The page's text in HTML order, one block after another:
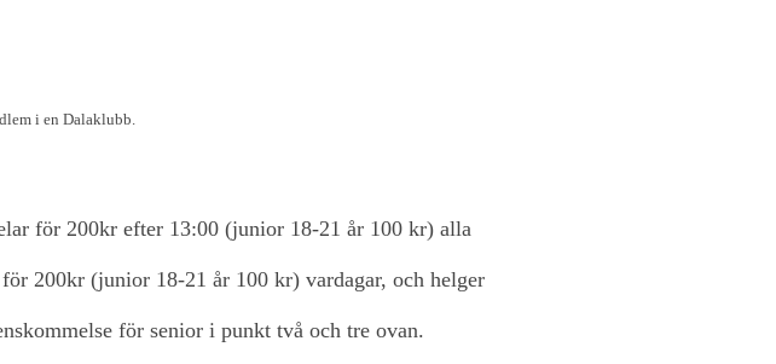
i en Dalaklubb.
för 200kr efter 13:00 (junior 18-21 år 100 kr) alla
200kr (junior 18-21 år 100 kr) vardagar, och helger
för senior i punkt två och tre ovan.